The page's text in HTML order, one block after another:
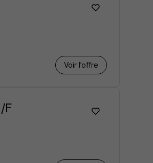
Voir l’offre
F